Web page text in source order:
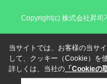
Copyright(c) 株式会社昇
当サイトでは、お客様の当サ
して、クッキー（Cookie）を
詳しくは、当社の 「Cookieの